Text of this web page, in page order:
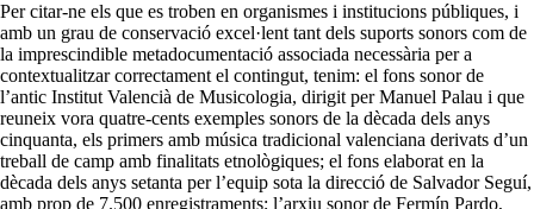
Per citar-ne els que es troben en organismes i institucions públiques, i
amb un grau de conservació excel·lent tant dels suports sonors com de
la imprescindible metadocumentació associada necessària per a
contextualitzar correctament el contingut, tenim: el fons sonor de
l’antic Institut Valencià de Musicologia, dirigit per Manuel Palau i que
reuneix vora quatre-cents exemples sonors de la dècada dels anys
cinquanta, els primers amb música tradicional valenciana derivats d’un
treball de camp amb finalitats etnològiques; el fons elaborat en la
dècada dels anys setanta per l’equip sota la direcció de Salvador Seguí,
amb prop de 7.500 enregistraments; l’arxiu sonor de Fermín Pardo,